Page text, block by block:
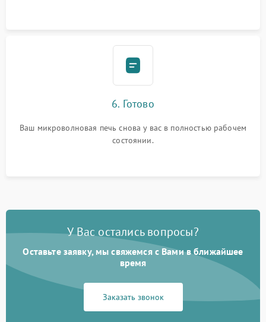
6. Готово
Ваш микроволновая печь снова у вас в полностью рабочем
состоянии.
У Вас остались вопросы?
Оставьте заявку, мы свяжемся с Вами в ближайшее
время
Заказать звонок